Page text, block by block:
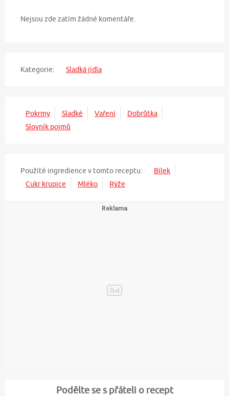
Nejsou zde zatím žádné komentáře.
Kategorie: Sladká jídla
Pokrmy Sladké Vaření
Dobrůtka
Slovník pojmů
Použité ingredience v tomto receptu:
Bílek
Cukr krupice
Mléko Rýže
Podělte se s přáteli o recept